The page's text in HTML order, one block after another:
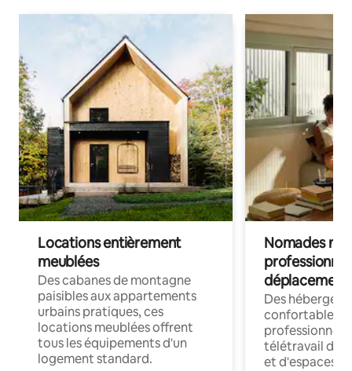
Locations entièrement
meublées
Des cabanes de montagne
paisibles aux appartements
urbains pratiques, ces
locations meublées offrent
tous les équipements d'un
logement standard.
Nomades
déplacement
Des
confortables
professionnels
télétravail
et d'espaces